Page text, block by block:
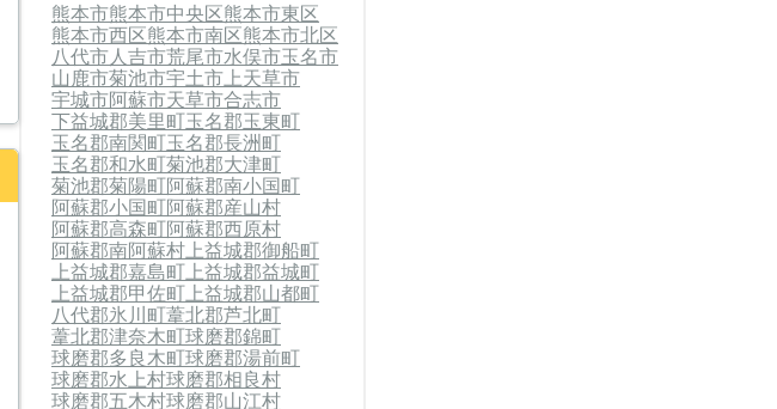
熊本市熊本市中央区熊本市東区
熊本市西区熊本市南区熊本市北区
八代市人吉市荒尾市水俣市玉名市
山鹿市菊池市宇土市上天草市
宇城市阿蘇市天草市合志市
下益城郡美里町玉名郡玉東町
玉名郡南関町玉名郡長洲町
玉名郡和水町菊池郡大津町
菊池郡菊陽町阿蘇郡南小国町
阿蘇郡小国町阿蘇郡産山村
阿蘇郡高森町阿蘇郡西原村
阿蘇郡南阿蘇村上益城郡御船町
上益城郡嘉島町上益城郡益城町
上益城郡甲佐町上益城郡山都町
八代郡氷川町葦北郡芦北町
葦北郡津奈木町球磨郡錦町
球磨郡多良木町球磨郡湯前町
球磨郡水上村球磨郡相良村
球磨郡五木村球磨郡山江村